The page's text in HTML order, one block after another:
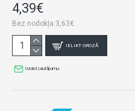
4,39€
Bez nodokļa:3,63€
IELIKT GROZĀ
Uzdot jautājumu